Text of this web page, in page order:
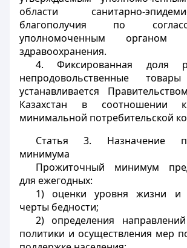
области санитарно-
благополучия по
уполномоченным органом
здравоохранения.
4. Фиксированная доля
непродовольственные
устанавливается
Казахстан в соотношении
минимальной потребительской
Статья 3. Назначение
минимума
Прожиточный минимум
для ежегодных:
1) оценки уровня жизни и
черты бедности;
2) определения
политики и осуществления мер